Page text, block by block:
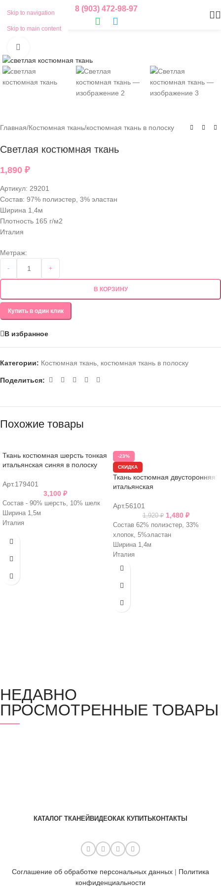
Skip to navigation
Skip to main content
8 (903) 472-98-97
Главная/Костюмная ткань/костюмная ткань в полоску
Светлая костюмная ткань
1,890 ₽
Артикул: 29201
Состав: 97% полиэстер, 3% эластан
Ширина 1,4м
Плотность 165 г/м2
Италия
Метраж:
- +
В КОРЗИНУ
Купить в один клик
В избранное
Категории: Костюмная ткань, костюмная ткань в полоску
Поделиться:
Похожие товары
Ткань костюмная шерсть тонкая
итальянская синяя в полоску
Арт.179401
3,100 ₽
Состав - 90% шерсть, 10% шелк
Ширина 1,5м
Италия
-23%
СКИДКА
Ткань костюмная двусторонняя
итальянская
Арт.56101
1,920₽ 1,480 ₽
Состав 62% полиэстер, 33%
хлопок, 5%эластан
Ширина 1,4м
Италия
НЕДАВНО
ПРОСМОТРЕННЫЕ ТОВАРЫ
КАТАЛОГ ТКАНЕЙ ВИДЕОКАК КУПИТЬКОНТАКТЫ
Соглашение об обработке персональных данных | Политика
конфиденциальности